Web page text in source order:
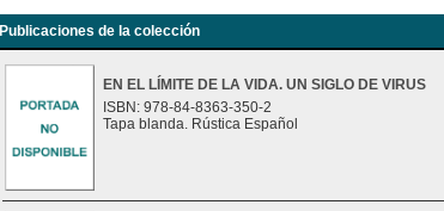
Publicaciones de la colección
EN EL LÍMITE DE LA VIDA. UN SIGLO DE VIRUS
ISBN: 978-84-8363-350-2
Tapa blanda. Rústica Español